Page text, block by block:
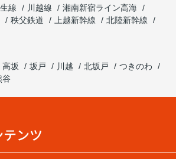
線 川越線
湘南新宿ライン高海
秩父鉄道 上越新幹線
北陸新幹線
高坂 坂戸 川越 北坂戸
つきのわ
谷
ンツ